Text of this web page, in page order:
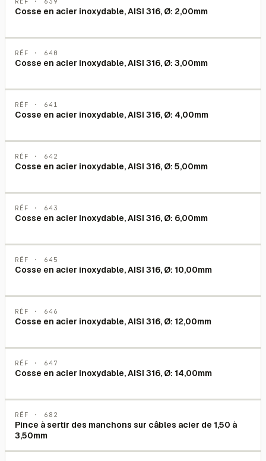
Cosse en acier inoxydable, AISI 316, Ø: 2,00mm
RÉF · 640
Cosse en acier inoxydable, AISI 316, Ø: 3,00mm
RÉF · 641
Cosse en acier inoxydable, AISI 316, Ø: 4,00mm
RÉF · 642
Cosse en acier inoxydable, AISI 316, Ø: 5,00mm
RÉF · 643
Cosse en acier inoxydable, AISI 316, Ø: 6,00mm
RÉF · 645
Cosse en acier inoxydable, AISI 316, Ø: 10,00mm
RÉF · 646
Cosse en acier inoxydable, AISI 316, Ø: 12,00mm
RÉF · 647
Cosse en acier inoxydable, AISI 316, Ø: 14,00mm
RÉF · 682
Pince à sertir des manchons sur câbles acier de 1,50 à
3,50mm